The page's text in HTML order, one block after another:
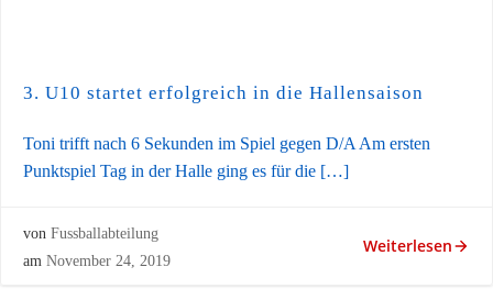
3. U10 startet erfolgreich in die Hallensaison
Toni trifft nach 6 Sekunden im Spiel gegen D/A Am ersten
Punktspiel Tag in der Halle ging es für die […]
von Fussballabteilung
am November 24, 2019
Weiterlesen